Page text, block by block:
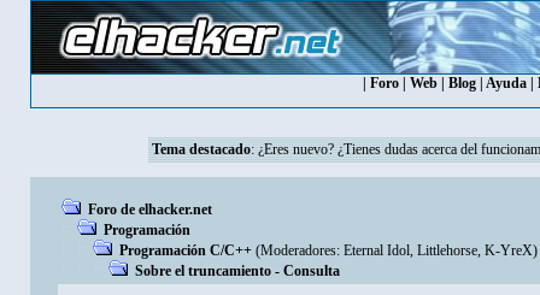
Foro Web Blog Ayuda
Tema destacado: ¿Eres nuevo? ¿Tienes dudas acerca del
Foro de elhacker.net
Programación
Programación C/C++ (Moderadores: Eternal Idol, Littlehorse, K-YreX)
Sobre el truncamiento - Consulta